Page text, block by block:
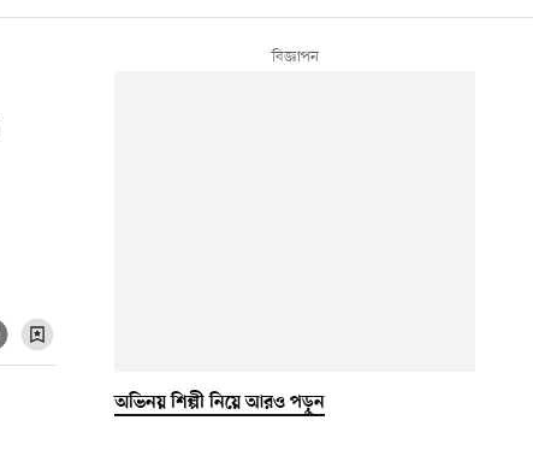
অভিনয় শিল্পী নিয়ে আরও পড়ুন